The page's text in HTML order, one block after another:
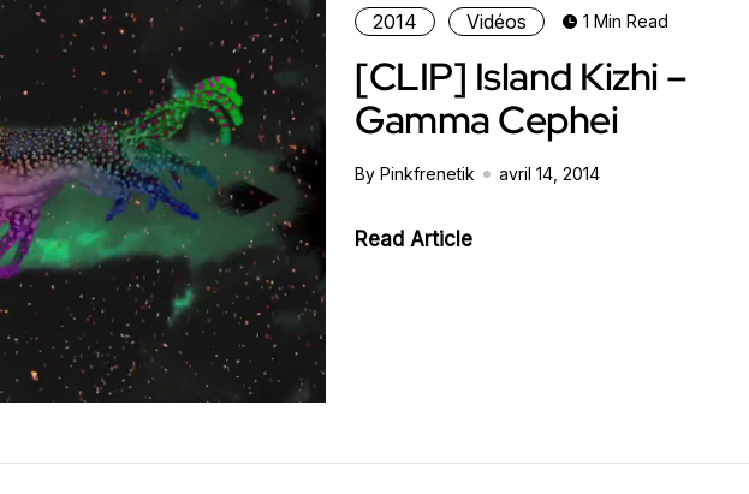
2014 Vidéos 1 Min Read
[CLIP] Island Kizhi –
Gamma Cephei
By Pinkfrenetik avril 14, 2014
Read Article